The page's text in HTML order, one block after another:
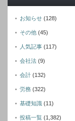
お知らせ (128)
その他 (45)
人気記事 (117)
会社法 (9)
会計 (132)
労務 (322)
基礎知識 (11)
投稿一覧 (1,382)